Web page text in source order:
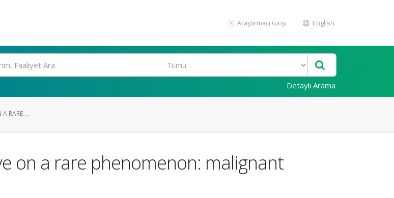
Araştırmacı Girişi English
Detaylı Arama
RARE ...
on a rare phenomenon: malignant